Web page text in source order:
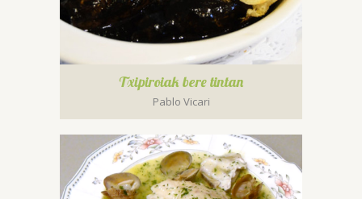
Txipiroiak bere tintan
Pablo Vicari